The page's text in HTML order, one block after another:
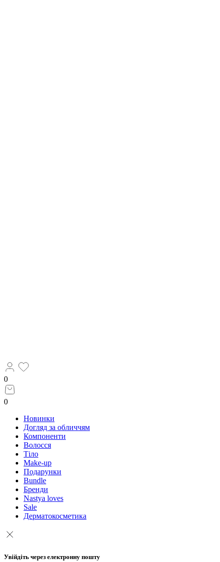
0
0
Новинки
Догляд за обличчям
Компоненти
Волосся
Тіло
Make-up
Подарунки
Bundle
Бренди
Nastya loves
Sale
Дерматокосметика
Увійдіть через електронну пошту